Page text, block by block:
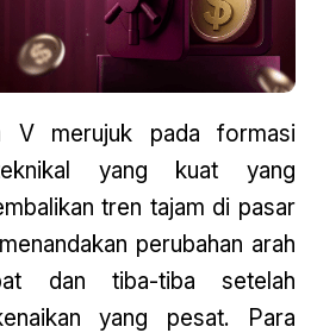
V merujuk pada formasi
yang kuat yang
tren tajam di pasar
perubahan arah
dan tiba-tiba setelah
yang pesat. Para